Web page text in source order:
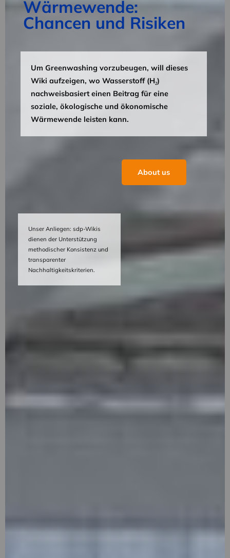
Wärmewende:
Chancen und Risiken
Um Greenwashing vorzubeugen, will dieses
Wiki aufzeigen, wo Wasserstoff (H₂)
nachweisbasiert einen Beitrag für eine
soziale, ökologische und ökonomische
Wärmewende leisten kann.
About us
Unser Anliegen: sdp-Wikis
dienen der Unterstützung
methodischer Konsistenz und
transparenter
Nachhaltigkeitskriterien.